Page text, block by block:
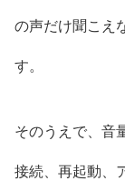
の声だけ聞こえ
す。
そのうえで、音
接続、再起動、